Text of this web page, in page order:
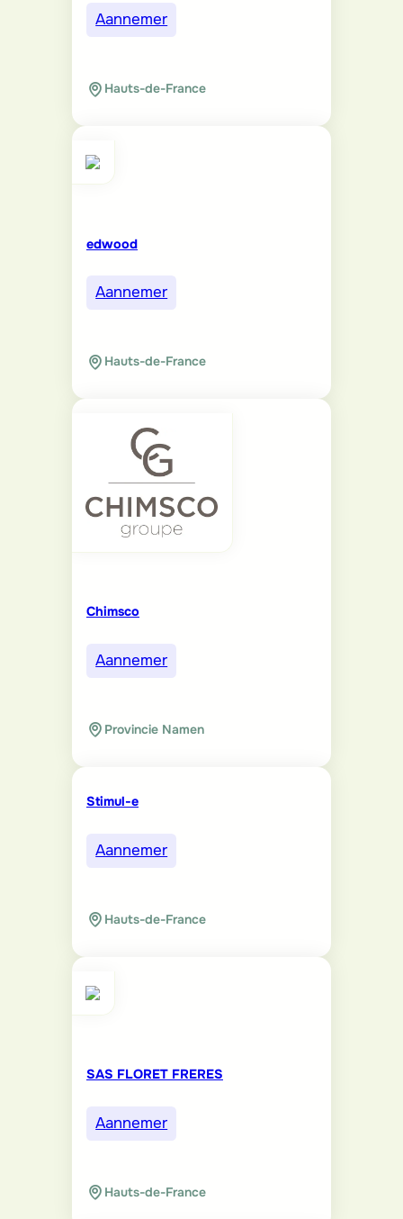
Aannemer
Hauts-de-France
edwood
Aannemer
Hauts-de-France
Chimsco
Aannemer
Provincie Namen
Stimul-e
Aannemer
Hauts-de-France
SAS FLORET FRERES
Aannemer
Hauts-de-France